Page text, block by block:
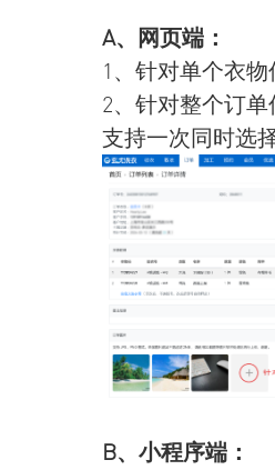
A、网页端：
1、针对单个衣
2、针对整个订单
支持一次同时选
B、小程序端：